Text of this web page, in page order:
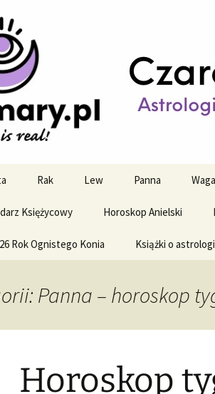
i
astrologiczne
Rak Lew Panna Waga
Księżycowy Horoskop Anielski
Rok Ognistego Konia Książki o
Panna – horoskop
Horoskop